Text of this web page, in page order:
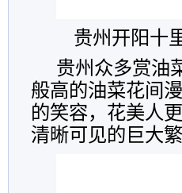
贵州开阳十
贵州众多赏油
般高的油菜花间
的笑容，花美人
清晰可见的巨大